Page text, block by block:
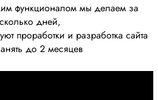
функционалом мы делаем за
дней,
проработки и разработка сайта
до 2 месяцев